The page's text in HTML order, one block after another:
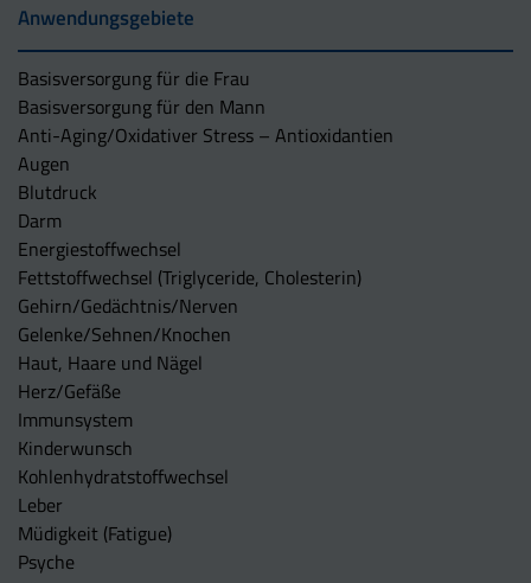
Anwendungsgebiete
Basisversorgung für die Frau
Basisversorgung für den Mann
Anti-Aging/Oxidativer Stress – Antioxidantien
Augen
Blutdruck
Darm
Energiestoffwechsel
Fettstoffwechsel (Triglyceride, Cholesterin)
Gehirn/Gedächtnis/Nerven
Gelenke/Sehnen/Knochen
Haut, Haare und Nägel
Herz/Gefäße
Immunsystem
Kinderwunsch
Kohlenhydratstoffwechsel
Leber
Müdigkeit (Fatigue)
Psyche